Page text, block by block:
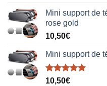
Mini support de
rose gold
10,50€
Mini support de
Note5.00
10,50€